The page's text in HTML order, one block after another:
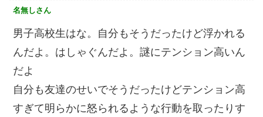
名無しさん
男子高校生はな。自分もそうだったけど浮かれる
んだよ。はしゃぐんだよ。謎にテンション高いん
だよ
自分も友達のせいでそうだったけどテンション高
すぎて明らかに怒られるような行動を取ったりす